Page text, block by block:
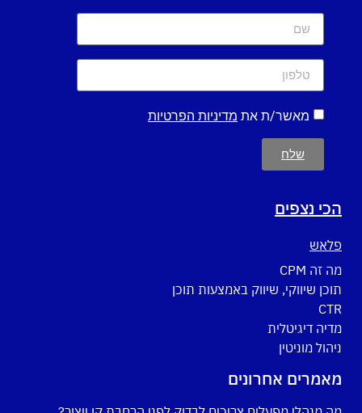
מאשר/ת את מדיניות הפרטיות
שלח
הכי נצפים
פלאש
מה זה CPM
תוכן שיווקי, שיווק באמצעות תוכן
CTR
מדיה דיגיטלית
ניהול מוניטין
מאמרים אחרונים